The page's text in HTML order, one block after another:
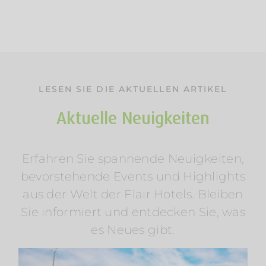
LESEN SIE DIE AKTUELLEN ARTIKEL
Aktuelle Neuigkeiten
Erfahren Sie spannende Neuigkeiten,
bevorstehende Events und Highlights
aus der Welt der Flair Hotels. Bleiben
Sie informiert und entdecken Sie, was
es Neues gibt.
Sommerurlaub am Wasser: Mosel &
Wörthersee entdecken
Am Rosenhügel Am Wasser
Am Wörthersee
Österreich
Radfahren Regionen Wellness